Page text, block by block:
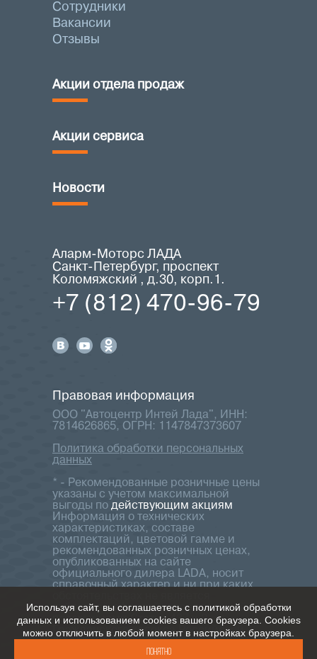
Сотрудники
Вакансии
Отзывы
Акции отдела продаж
Акции сервиса
Новости
Аларм-Моторс ЛАДА
Санкт-Петербург, проспект
Коломяжский , д.30, корп.1.
+7 (812) 470-96-79
Правовая информация
ООО "Автоцентр Интей Лада", ИНН:
7814626865, ОГРН: 1147847373607
Политика обработки персональных
данных
* - Рекомендованные розничные цены
указаны с учетом максимальной
выгоды по действующим акциям
Информация о технических
характеристиках, составе
комплектаций, цветовой гамме и
рекомендованных розничных ценах,
опубликованных на сайте
официального дилера LADA, носит
справочный характер и ни при каких
публичной офертой, определяемой
положениями Статьи 437 ч.2
Гражданского кодекса Российской
Федерации. Для получения
подробной информации обращайтесь
Используя сайт, вы соглашаетесь с политикой обработки
данных и использованием cookies вашего браузера. Cookies
можно отключить в любой момент в настройках браузера.
Понятно